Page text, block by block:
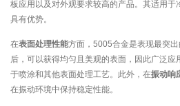
板应用以及对外观要求较高的产品。其适用于
具有优势。
在表面处理性能方面，5005合金是表现最突
后，可以获得均匀且美观的表面，因此广泛应
于喷涂和其他表面处理工艺。此外，在振动响
在振动环境中保持稳定性能。